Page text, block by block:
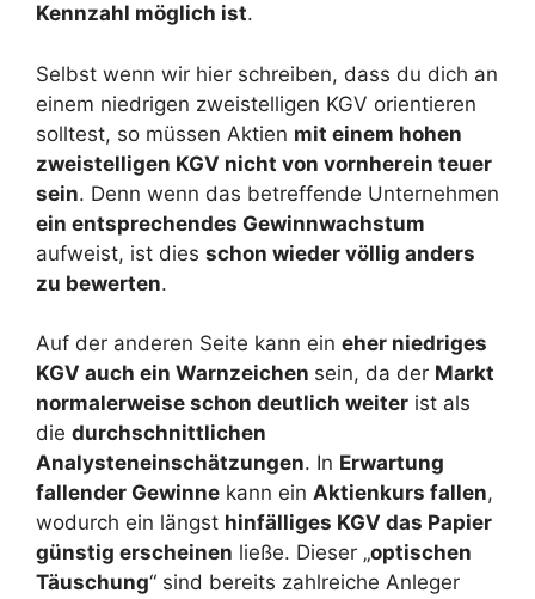
Kennzahl möglich ist.
Selbst wenn wir hier schreiben, dass du dich an
einem niedrigen zweistelligen KGV orientieren
solltest, so müssen Aktien mit einem hohen
zweistelligen KGV nicht von vornherein teuer
sein. Denn wenn das betreffende Unternehmen
ein entsprechendes Gewinnwachstum
aufweist, ist dies schon wieder völlig anders
zu bewerten.
Auf der anderen Seite kann ein eher niedriges
KGV auch ein Warnzeichen sein, da der Markt
normalerweise schon deutlich weiter ist als
die durchschnittlichen
Analysteneinschätzungen. In Erwartung
fallender Gewinne kann ein Aktienkurs fallen,
wodurch ein längst hinfälliges KGV das Papier
günstig erscheinen ließe. Dieser „optischen
Täuschung“ sind bereits zahlreiche Anleger